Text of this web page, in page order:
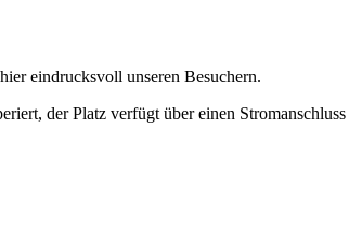
eindrucksvoll unseren Besuchern.
der Platz verfügt über einen Stromanschluss